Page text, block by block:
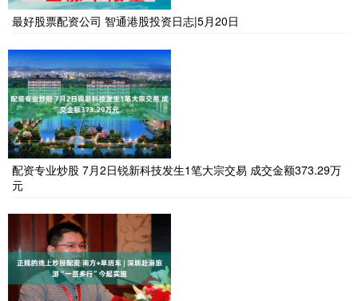
最好股票配资公司 智通港股投资日志|5月20日
配资专业炒股 7月2日锐新科技发生1笔大宗交易 成交金额373.29万
元